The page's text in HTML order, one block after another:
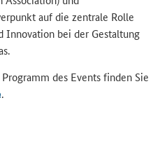
auf die zen­tra­le Rolle
In­no­va­ti­on bei der Ge­stal­tung
des Events fin­den Sie
.